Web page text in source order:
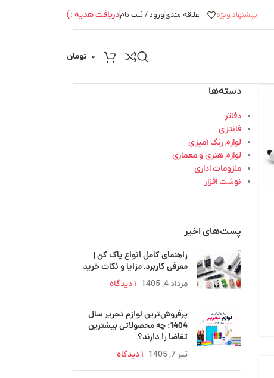
پیشنهاد ویژه علاقه مندیورود / ثبت نامدریافت هدیه :)
0 تومان
دسته‌ها
دفاتر
فانتزی
لوازم رنگ آمیزی
لوازم هنری و معماری
ملزومات اداری
نوشت افزار
پست‌های اخیر
راهنمای کامل انواع پاک کن |
معرفی کاربرد, مزایا و نکات خرید
مرداد 4, 1405 ۱ دیدگاه
پرفروش‌ترین لوازم تحریر سال
1404؛ چه محصولاتی بیشترین
تقاضا را دارند؟
تیر 7, 1405 ۱ دیدگاه